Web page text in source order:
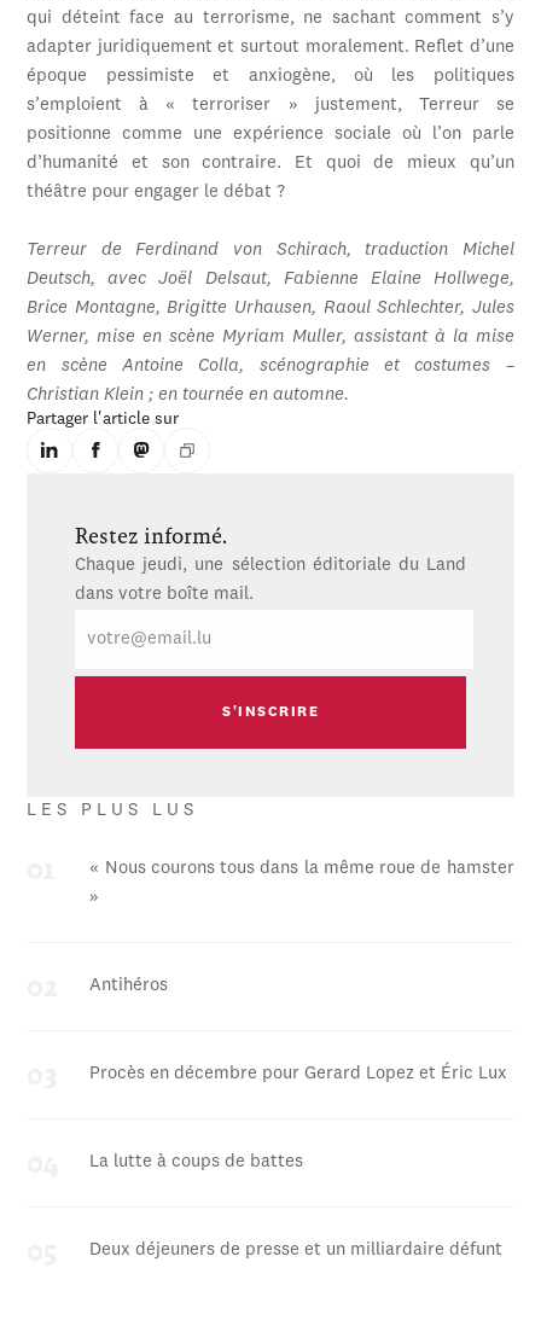
qui déteint face au terrorisme, ne sachant comment s’y
adapter juridiquement et surtout moralement. Reflet d’une
époque pessimiste et anxiogène, où les politiques
s’emploient à « terroriser » justement, Terreur se
positionne comme une expérience sociale où l’on parle
d’humanité et son contraire. Et quoi de mieux qu’un
théâtre pour engager le débat ?
Terreur de Ferdinand von Schirach, traduction Michel
Deutsch, avec Joël Delsaut, Fabienne Elaine Hollwege,
Brice Montagne, Brigitte Urhausen, Raoul Schlechter, Jules
Werner, mise en scène Myriam Muller, assistant à la mise
en scène Antoine Colla, scénographie et costumes –
Christian Klein ; en tournée en automne.
Partager l'article sur
Restez informé.
Chaque jeudi, une sélection éditoriale du Land
dans votre boîte mail.
mail
LES PLUS LUS
« Nous courons tous dans la même roue de hamster
»
Antihéros
Procès en décembre pour Gerard Lopez et Éric Lux
La lutte à coups de battes
Deux déjeuners de presse et un milliardaire défunt